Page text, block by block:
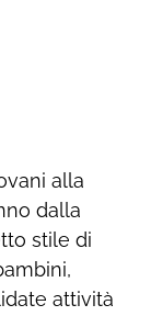
alla
dalla
stile di
attività